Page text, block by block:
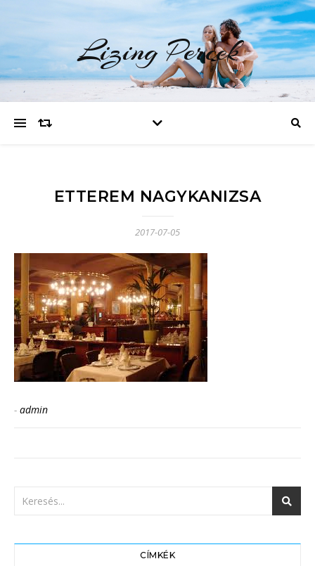
Lizing Percek
ETTEREM ​N​AGYKANIZSA
2017-07-05
- admin
CÍMKÉK